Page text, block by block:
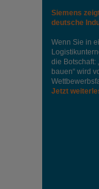
Siemens
deutsche
Wenn Sie in
die Botschaft:
bauen“ wird
Jetzt